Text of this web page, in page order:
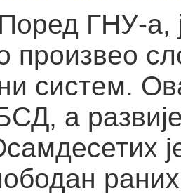
ГНУ-а,
произвео
систем.
а